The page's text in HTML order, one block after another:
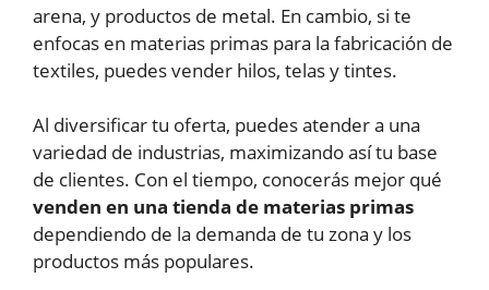
arena, y productos de metal. En cambio, si te
enfocas en materias primas para la fabricación de
textiles, puedes vender hilos, telas y tintes.
Al diversificar tu oferta, puedes atender a una
variedad de industrias, maximizando así tu base
de clientes. Con el tiempo, conocerás mejor qué
venden en una tienda de materias primas
dependiendo de la demanda de tu zona y los
productos más populares.